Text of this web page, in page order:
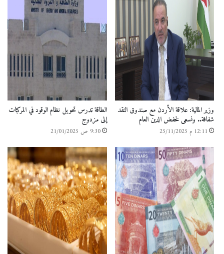
وزير المالية: علاقة الأردن مع صندوق النقد
شفافة.. ونسعى لخفض الدين العام
12:11 م 25/11/2025
الطاقة تدرس تحويل نظام الوقود في المركبات
إلى مزدوج
9:30 ص 21/01/2025